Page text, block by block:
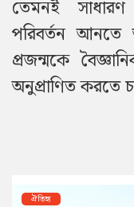
তেমনই
পরিবর্তন আনতে
প্রজন্মকে
অনুপ্রাণিত করতে
ঐতিহ্য